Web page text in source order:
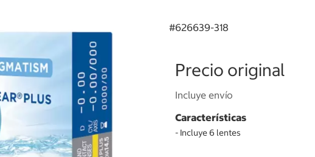
#626639-318
Precio original
Incluye envío
Características
- Incluye 6 lentes